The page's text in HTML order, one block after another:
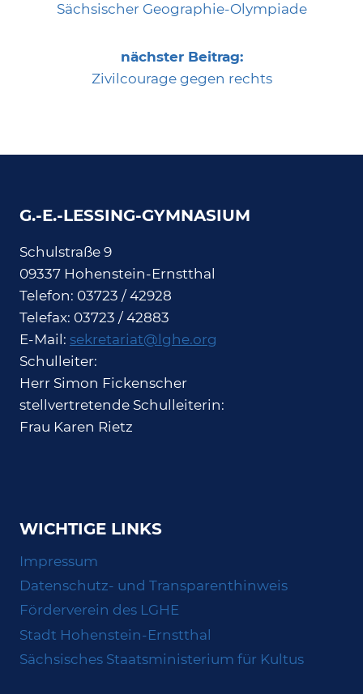
Sächsischer Geographie-Olympiade
nächster Beitrag:
Zivilcourage gegen rechts
G.-E.-LESSING-GYMNASIUM
Schulstraße 9
09337 Hohenstein-Ernstthal
Telefon: 03723 / 42928
Telefax: 03723 / 42883
E-Mail: sekretariat@lghe.org
Schulleiter:
Herr Simon Fickenscher
stellvertretende Schulleiterin:
Frau Karen Rietz
WICHTIGE LINKS
Impressum
Datenschutz- und Transparenthinweis
Förderverein des LGHE
Stadt Hohenstein-Ernstthal
Sächsisches Staatsministerium für Kultus